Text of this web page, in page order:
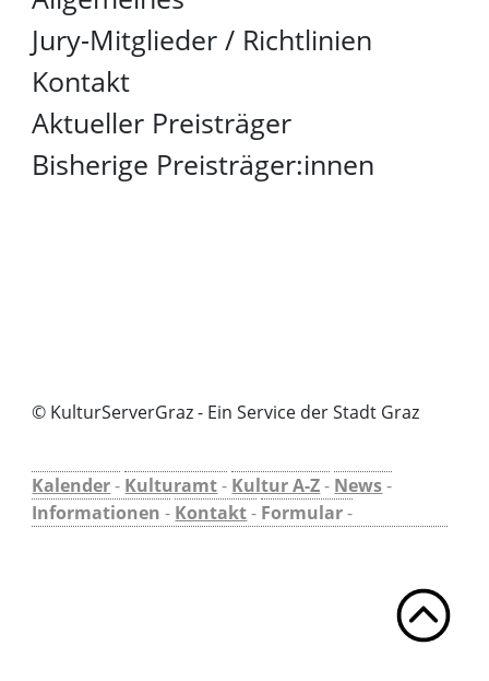
Jury-Mitglieder / Richtlinien
Kontakt
Aktueller Preisträger
Bisherige Preisträger:innen
© KulturServerGraz - Ein Service der Stadt Graz
Kalender- Kulturamt- Kultur A-Z- News-
Informationen - Kontakt- Formular-